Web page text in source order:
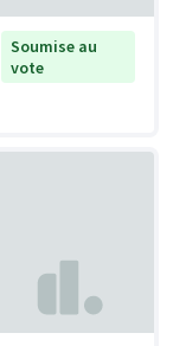
Soumise au
vote